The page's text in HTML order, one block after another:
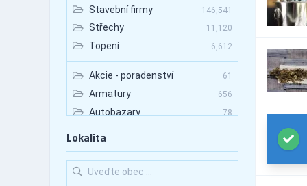
Stavební firmy 146,541
Střechy 11,120
Topení 6,612
Akcie - poradenství 61
Armatury 656
Autobazary 78
Autobazary - užitkové vozy
Lokalita